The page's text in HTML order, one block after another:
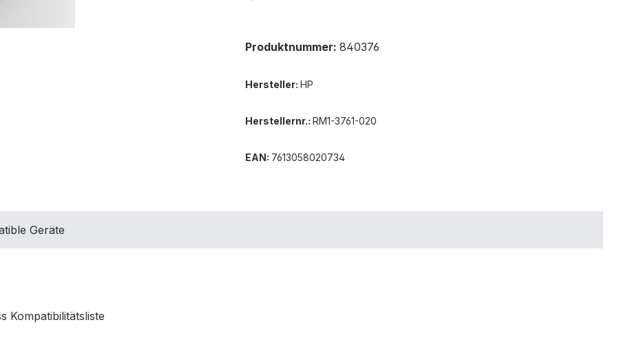
Produktnummer: 840376
Hersteller: HP
Herstellernr.: RM1-3761-020
EAN: 7613058020734
Geräte
Kompatibilitätsliste